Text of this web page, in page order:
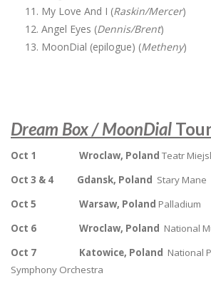
My Love And I (Raskin/Mercer)
Angel Eyes (Dennis/Brent)
MoonDial (epilogue) (Metheny)
Dream Box / MoonDial
Oct 1 Wroclaw, Poland Teatr
Oct 3 & 4 Gdansk, Poland Stary Mane
Oct 5 Warsaw, Poland Palladium
Oct 6 Wroclaw, Poland National
Oct 7 Katowice, Poland National
Symphony Orchestra